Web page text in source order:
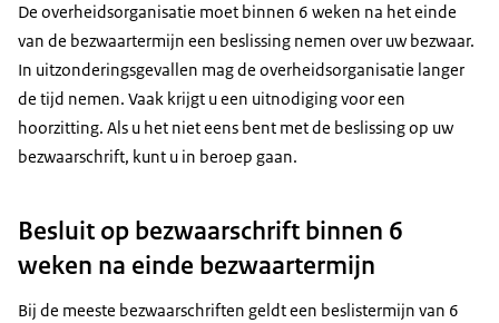
De overheidsorganisatie moet binnen 6 weken na het einde
van de bezwaartermijn een beslissing nemen over uw bezwaar.
In uitzonderingsgevallen mag de overheidsorganisatie langer
de tijd nemen. Vaak krijgt u een uitnodiging voor een
hoorzitting. Als u het niet eens bent met de beslissing op uw
bezwaarschrift, kunt u in beroep gaan.
Besluit op bezwaarschrift binnen 6
weken na einde bezwaartermijn
Bij de meeste bezwaarschriften geldt een beslistermijn van 6